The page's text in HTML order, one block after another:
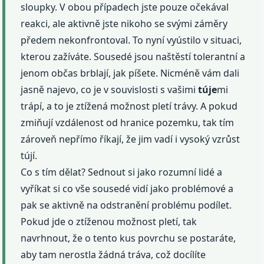
sloupky. V obou případech jste pouze očekával
reakci, ale aktivně jste nikoho se svými záměry
předem nekonfrontoval. To nyní vyústilo v situaci,
kterou zažíváte. Sousedé jsou naštěstí tolerantní a
jenom občas brblají, jak píšete. Nicméně vám dali
jasně najevo, co je v souvislosti s vašimitújemi
trápí, a to je ztížená možnost pletí trávy. A pokud
zmiňují vzdálenost od hranice pozemku, tak tím
zároveň nepřímo říkají, že jim vadí i vysoký vzrůst
tújí.
Co s tím dělat? Sednout si jako rozumní lidé a
vyříkat si co vše sousedé vidí jako problémové a
pak se aktivně na odstranění problému podílet.
Pokud jde o ztíženou možnost pletí, tak
navrhnout, že o tento kus povrchu se postaráte,
aby tam nerostla žádná tráva, což docílíte